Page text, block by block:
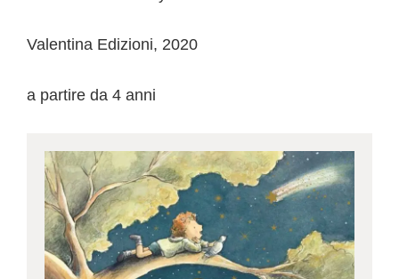
Valentina Edizioni, 2020
a partire da 4 anni